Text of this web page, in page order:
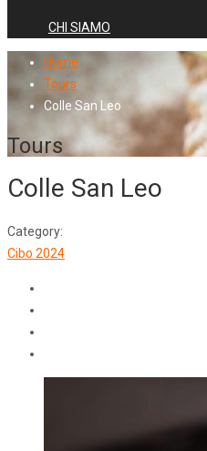
CHI SIAMO
Home
Tours
Colle San Leo
Tours
Colle San Leo
Category:
Cibo 2024